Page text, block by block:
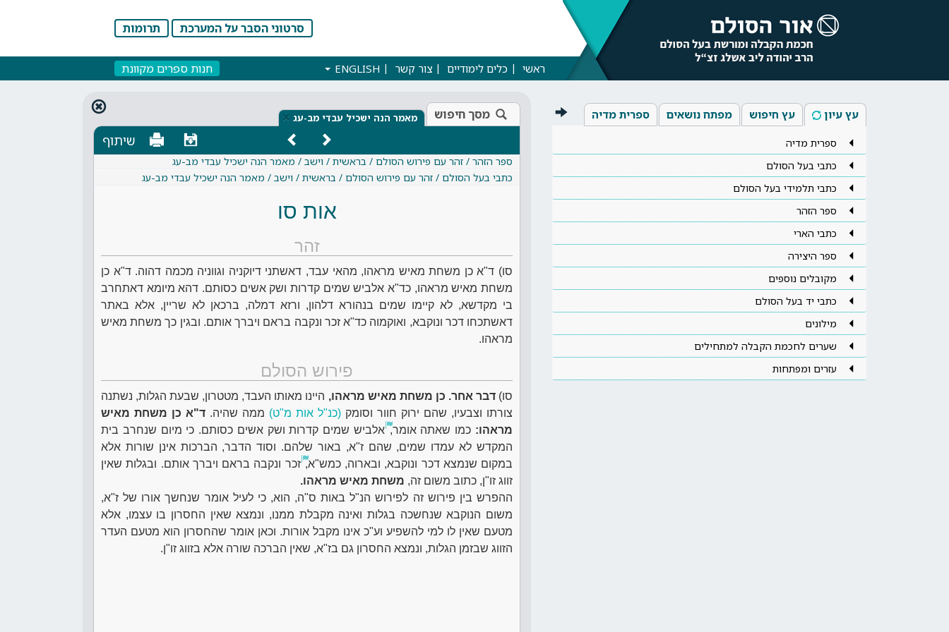
סרטוני הסבר על המערכת תרומות
ראשי כלים לימודיים צור קשר ENGLISH חנות ספרים מקוונת
עץ עיון עץ חיפוש מפתח נושאים ספרית מדיה
ספרית מדיה
כתבי בעל הסולם
כתבי תלמידי בעל הסולם
ספר הזהר
כתבי הארי
ספר היצירה
מקובלים נוספים
כתבי יד בעל הסולם
מילונים
שערים לחכמת הקבלה למתחילים
עזרים ומפתחות
מסך חיפוש מאמר הנה ישכיל עבדי מב-עג ×
שיתוף
ספר הזהר / זהר עם פירוש הסולם / בראשית / וישב / מאמר הנה ישכיל עבדי מב-עג
כתבי בעל הסולם / זהר עם פירוש הסולם / בראשית / וישב / מאמר הנה ישכיל עבדי מב-עג
אות סו
זהר
סו) ד"א כן משחת מאיש מראהו, מהאי עבד, דאשתני דיוקניה וגווניה מכמה דהוה. ד"א כן
משחת מאיש מראהו, כד"א אלביש שמים קדרות ושק אשים כסותם. דהא מיומא דאתחרב
בי מקדשא, לא קיימו שמים בנהורא דלהון, ורזא דמלה, ברכאן לא שריין, אלא באתר
דאשתכחו דכר ונוקבא, ואוקמוה כד"א זכר ונקבה בראם ויברך אותם. ובגין כך משחת מאיש
מראהו.
פירוש הסולם
סו)דבר אחר. כן משחת מאיש מראהו, היינו מאותו העבד, מטטרון, שבעת הגלות, נשתנה
צורתו וצבעיו, שהם ירוק חוור וסומק (כנ"ל אות מ"ט) ממה שהיה. ד"א כן משחת מאיש
מראהו: כמו שאתה אומר,אלביש שמים קדרות ושק אשים כסותם. כי מיום שנחרב בית
המקדש לא עמדו שמים, שהם ז"א, באור שלהם. וסוד הדבר, הברכות אינן שורות אלא
במקום שנמצא דכר ונוקבא, ובארוה, כמש"א,זכר ונקבה בראם ויברך אותם. ובגלות שאין
זווג זו"ן, כתוב משום זה, משחת מאיש מראהו.
ההפרש בין פירוש זה לפירוש הנ"ל באות ס"ה, הוא, כי לעיל אומר שנחשך אורו של ז"א,
משום הנוקבא שנחשכה בגלות ואינה מקבלת ממנו, ונמצא שאין החסרון בו עצמו, אלא
מטעם שאין לו למי להשפיע וע"כ אינו מקבל אורות. וכאן אומר שהחסרון הוא מטעם העדר
הזווג שבזמן הגלות, ונמצא החסרון גם בז"א, שאין הברכה שורה אלא בזווג זו"ן.